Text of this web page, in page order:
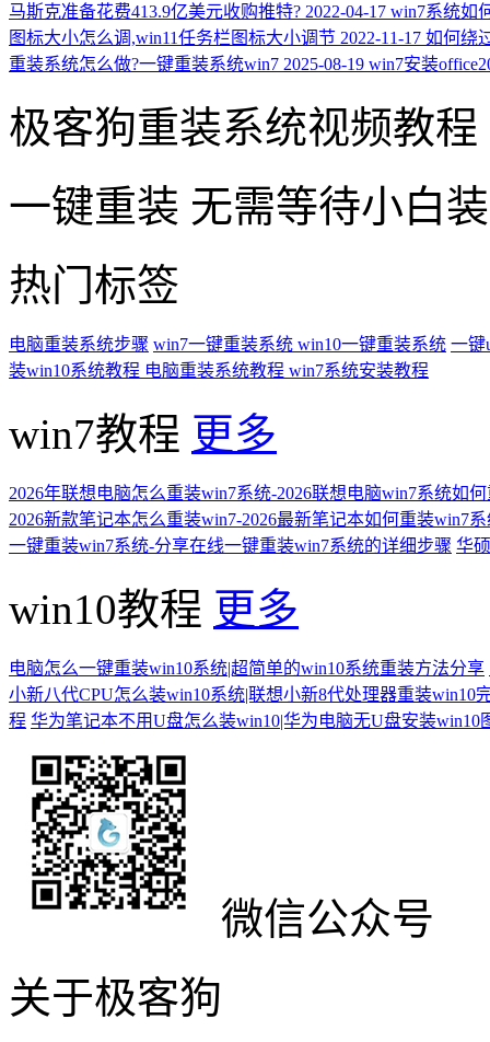
马斯克准备花费413.9亿美元收购推特? 2022-04-17 win7系统如
图标大小怎么调,win11任务栏图标大小调节 2022-11-17 如何绕
重装系统怎么做?一键重装系统win7 2025-08-19 win7安装
极客狗重装系统视频教程
一键重装 无需等待小白
热门标签
电脑重装系统步骤 win7一键重装系统 win10一键重装系统 一键
装win10系统教程 电脑重装系统教程 win7系统安装教程
win7教程 更多
2026年联想电脑怎么重装win7系统-2026联想电脑win7系统如
2026新款笔记本怎么重装win7-2026最新笔记本如何重装win7
一键重装win7系统-分享在线一键重装win7系统的详细步骤 华
win10教程 更多
电脑怎么一键重装win10系统|超简单的win10系统重装方法分享
小新八代CPU怎么装win10系统|联想小新8代处理器重装win10
程 华为笔记本不用U盘怎么装win10|华为电脑无U盘安装win10
微信公众号
关于极客狗